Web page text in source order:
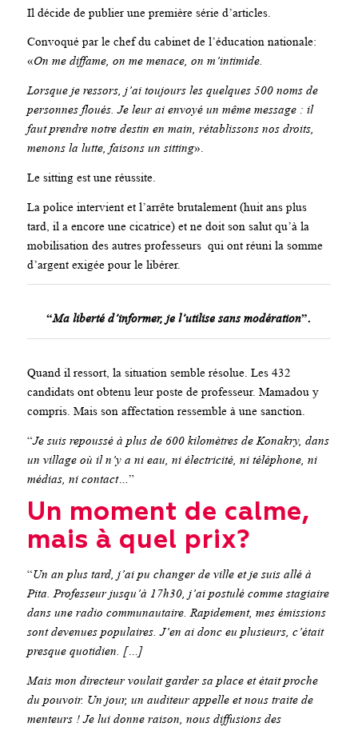
Il décide de publier une première série d’articles.
Convoqué par le chef du cabinet de l’éducation nationale:
«On me diffame, on me menace, on m’intimide.
Lorsque je ressors, j’ai toujours les quelques 500 noms de
personnes floués. Je leur ai envoyé un même message : il
faut prendre notre destin en main, rétablissons nos droits,
menons la lutte, faisons un sitting».
Le sitting est une réussite.
La police intervient et l’arrête brutalement (huit ans plus
tard, il a encore une cicatrice) et ne doit son salut qu’à la
mobilisation des autres professeurs qui ont réuni la somme
d’argent exigée pour le libérer.
“Ma liberté d’informer, je l’utilise sans modération”.
Quand il ressort, la situation semble résolue. Les 432
candidats ont obtenu leur poste de professeur. Mamadou y
compris. Mais son affectation ressemble à une sanction.
“Je suis repoussé à plus de 600 kilomètres de Konakry, dans
un village où il n’y a ni eau, ni électricité, ni téléphone, ni
médias, ni contact… ”
Un moment de calme,
mais à quel prix?
“Un an plus tard, j’ai pu changer de ville et je suis allé à
Pita. Professeur jusqu’à 17h30, j’ai postulé comme stagiaire
dans une radio communautaire. Rapidement, mes émissions
sont devenues populaires. J’en ai donc eu plusieurs, c’était
presque quotidien. […]
Mais mon directeur voulait garder sa place et était proche
du pouvoir. Un jour, un auditeur appelle et nous traite de
menteurs ! Je lui donne raison, nous diffusions des